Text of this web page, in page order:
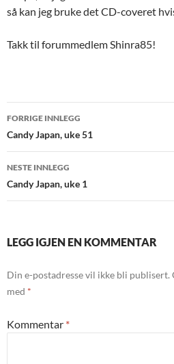
så kan jeg bruke det CD-coveret
Takk til forummedlem Shinra85!
Innleggsnavigasjon
FORRIGE INNLEGG
Candy Japan, uke 51
NESTE INNLEGG
Candy Japan, uke 1
LEGG IGJEN EN KOMMENTAR
Din e-postadresse vil ikke bli publisert.
med *
Kommentar *